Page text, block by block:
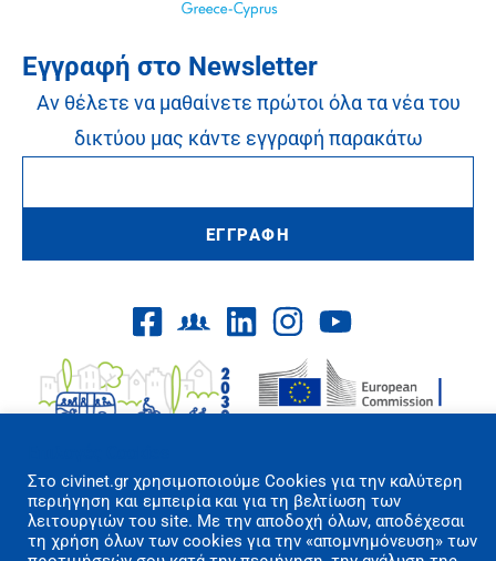
Εγγραφή στο Newsletter
Αν θέλετε να μαθαίνετε πρώτοι όλα τα νέα του
δικτύου μας κάντε εγγραφή παρακάτω
ΕΓΓΡΑΦΗ
Όροι Χρήσης/Πολιτική Απορρήτου
Στo civinet.gr χρησιμοποιούμε Cookies για την καλύτερη
περιήγηση και εμπειρία και για τη βελτίωση των
λειτουργιών του site. Με την αποδοχή όλων, αποδέχεσαι
τη χρήση όλων των cookies για την «απομνημόνευση» των